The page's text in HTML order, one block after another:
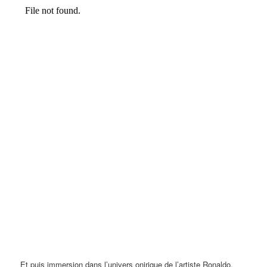
Et puis immersion dans l’univers onirique de l’artiste Ronaldo.